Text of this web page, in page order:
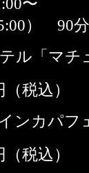
〜
） 90分
ル「マチ
税込）
ンカパフ
税込）